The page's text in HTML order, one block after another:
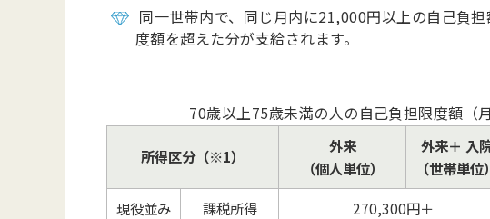
同一世帯内で、同じ月内に21,000円以上の自己負
度額を超えた分が支給されます。
70歳以上75歳未満の人の自己負担限度額（
所得区分（※1）
外来
（個人単位）
外来＋ 入
（世帯単位）
現役並み
課税所得
270,300円＋